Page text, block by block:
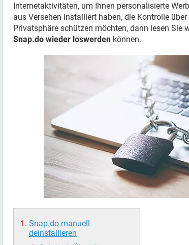
Internetaktivitäten, um Ihnen personalisierte
aus Versehen installiert haben, die Kontrolle
Privatsphäre schützen möchten, dann lesen Sie
Snap.do wieder loswerden können.
Snap.do manuell
deinstallieren